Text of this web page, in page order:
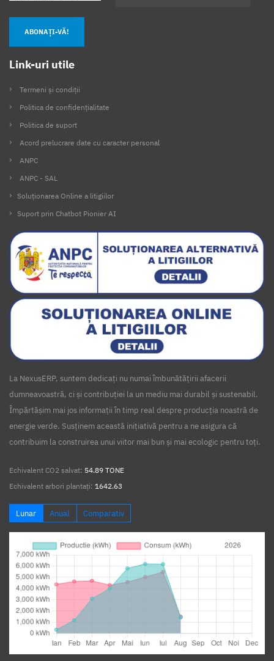
ABONAȚI-VĂ!
Link-uri utile
Termeni și condiții
Politica de confidențialitate
Politica de suport
Acord prelucrare date cu caracter personal
ANPC
ANPC - SAL
Soluționarea Online a litigiilor
Suport prin Chatbot Pionier AI
La NexusERP, suntem dedicați nu numai îmbunătățirii afacerii
dumneavoastră, ci și contribuției la un mediu mai durabil și sustenabil.
Împărtășim mai jos informații în timp real despre producția noastră de
energie verde. Susținem această inițiativă pentru a ne asigura că
contribuim la construirea unui viitor mai bun și mai ecologic pentru toți.
Echivalent CO2 salvat: 54.89 TONE
Echivalent arbori plantați: 1642.63
Lunar Anual Comparativ